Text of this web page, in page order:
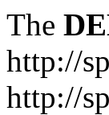
The
http://
http://